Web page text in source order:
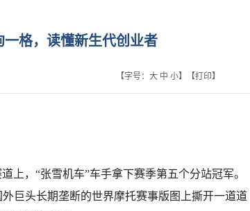
一格，读懂新生代创业者
【字号： 大 中 小】【打印】
上，“张雪机车”车手拿下赛季第五个分站冠军。
巨头长期垄断的世界摩托赛事版图上撕开一道道